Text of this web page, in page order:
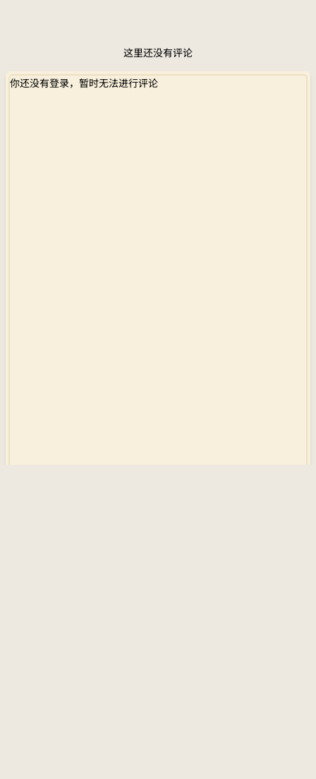
这里还没有评论
你还没有登录，暂时无法进行评论